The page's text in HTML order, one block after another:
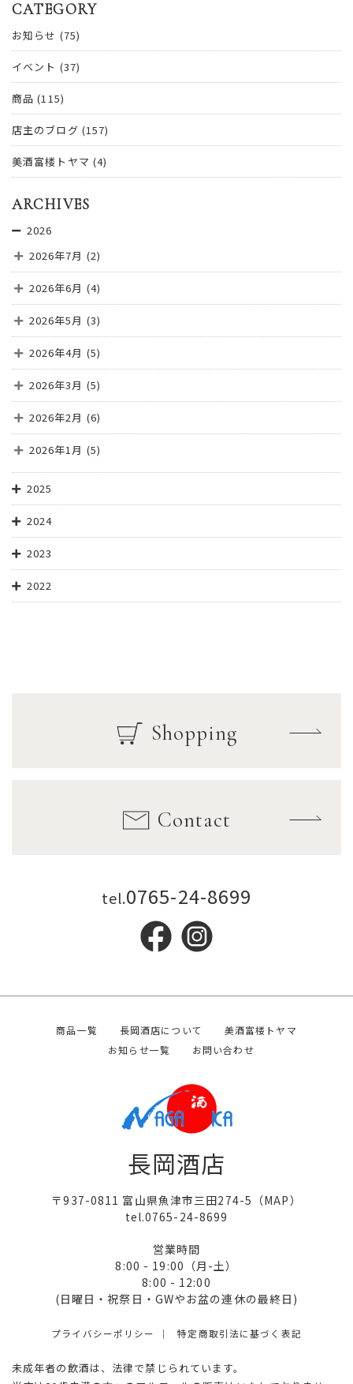
CATEGORY
お知らせ (75)
イベント (37)
商品 (115)
店主のブログ (157)
美酒富楼トヤマ (4)
ARCHIVES
2026
2026年7月 (2)
2026年6月 (4)
2026年5月 (3)
2026年4月 (5)
2026年3月 (5)
2026年2月 (6)
2026年1月 (5)
2025
2024
2023
2022
Shopping
Contact
tel.0765-24-8699
商品一覧 長岡酒店について
美酒富楼トヤマ
お知らせ一覧
お問い合わせ
長岡酒店
〒937-0811 富山県魚津市三田274-5（MAP）
tel.0765-24-8699
営業時間
8:00 - 19:00（月-土）
8:00 - 12:00
(日曜日・祝祭日・GWやお盆の連休の最終日)
プライバシーポリシー 特定商取引法に基づく表記
未成年者の飲酒は、法律で禁じられています。